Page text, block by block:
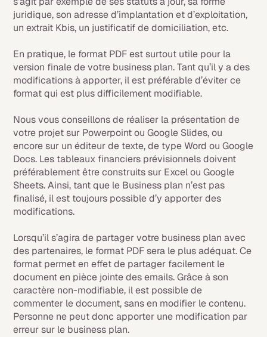
juridique, son adresse d’implantation et d’exploitation,
un extrait Kbis, un justificatif de domiciliation, etc.
En pratique, le format PDF est surtout utile pour la
version finale de votre business plan. Tant qu’il y a des
modifications à apporter, il est préférable d’éviter ce
format qui est plus difficilement modifiable.
Nous vous conseillons de réaliser la présentation de
votre projet sur Powerpoint ou Google Slides, ou
encore sur un éditeur de texte, de type Word ou Google
Docs. Les tableaux financiers prévisionnels doivent
préférablement être construits sur Excel ou Google
Sheets. Ainsi, tant que le Business plan n’est pas
finalisé, il est toujours possible d’y apporter des
modifications.
Lorsqu’il s’agira de partager votre business plan avec
des partenaires, le format PDF sera le plus adéquat. Ce
format permet en effet de partager facilement le
document en pièce jointe des emails. Grâce à son
caractère non-modifiable, il est possible de
commenter le document, sans en modifier le contenu.
Personne ne peut donc apporter une modification par
erreur sur le business plan.